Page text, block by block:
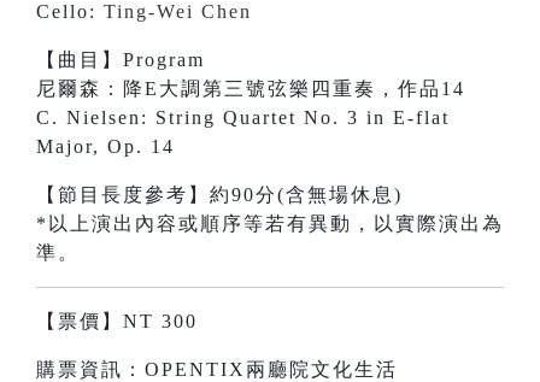
Cello: Ting-Wei Chen
【曲目】Program
尼爾森：降E大調第三號弦樂四重奏，作品14
C. Nielsen: String Quartet No. 3 in E-flat
Major, Op. 14
【節目長度參考】約90分(含無場休息)
*以上演出內容或順序等若有異動，以實際演出為
準。
【票價】NT 300
購票資訊：OPENTIX兩廳院文化生活